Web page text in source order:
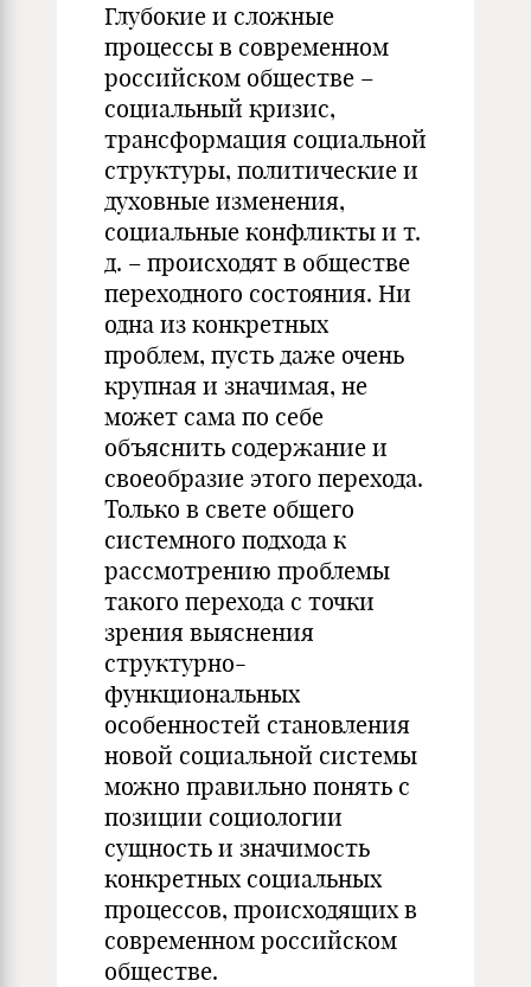
Глубокие и сложные
процессы в современном
российском обществе –
социальный кризис,
трансформация социальной
структуры, политические и
духовные изменения,
социальные конфликты и т.
д. – происходят в обществе
переходного состояния. Ни
одна из конкретных
проблем, пусть даже очень
крупная и значимая, не
может сама по себе
объяснить содержание и
своеобразие этого перехода.
Только в свете общего
системного подхода к
рассмотрению проблемы
такого перехода с точки
зрения выяснения
структурно-
функциональных
особенностей становления
новой социальной системы
можно правильно понять с
позиции социологии
сущность и значимость
конкретных социальных
процессов, происходящих в
современном российском
обществе.